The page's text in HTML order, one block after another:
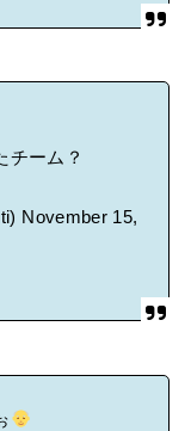
チーム？
November 15,